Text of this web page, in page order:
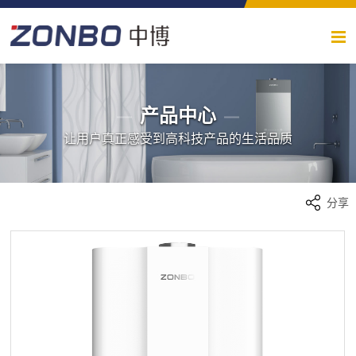
产品中心
让用户真正感受到高科技产品的生活品质
分享